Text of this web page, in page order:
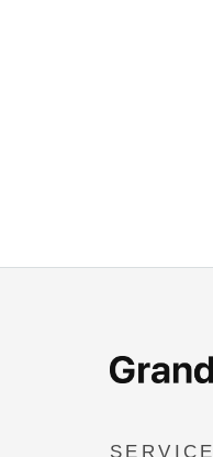
SERVICE